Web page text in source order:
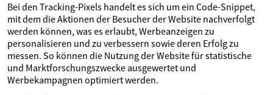
Bei den Tracking-Pixels handelt es sich um ein Code-Snippet,
mit dem die Aktionen der Besucher der Website nachverfolgt
werden können, was es erlaubt, Werbeanzeigen zu
personalisieren und zu verbessern sowie deren Erfolg zu
messen. So können die Nutzung der Website für statistische
und Marktforschungszwecke ausgewertet und
Werbekampagnen optimiert werden.